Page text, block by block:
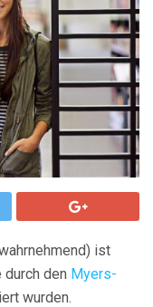
ist
den Myers-
wurden.